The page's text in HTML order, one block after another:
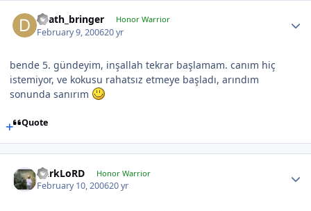
death_bringer Honor Warrior
February 9, 200620 yr
bende 5. gündeyim, inşallah tekrar başlamam. canım hiç
istemiyor, ve kokusu rahatsız etmeye başladı, arındım
sonunda sanırım
Quote
DarkLoRD Honor Warrior
February 10, 200620 yr